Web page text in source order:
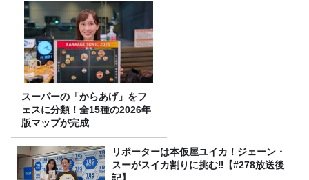
スーパーの「からあげ」をフ
ェスに分類！全15種の2026年
版マップが完成
リポーターは本仮屋ユイカ！ジェーン・
スーがスイカ割りに挑む‼【#278放送後